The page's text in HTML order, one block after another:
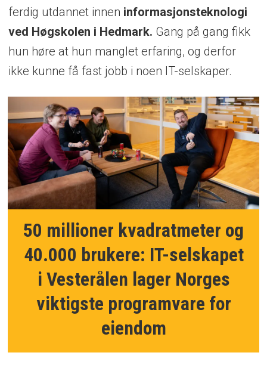
ferdig utdannet innen informasjonsteknologi
ved Høgskolen i Hedmark. Gang på gang fikk
hun høre at hun manglet erfaring, og derfor
ikke kunne få fast jobb i noen IT-selskaper.
50 millioner kvadratmeter og
40.000 brukere: IT-selskapet
i Vesterålen lager Norges
viktigste programvare for
eiendom